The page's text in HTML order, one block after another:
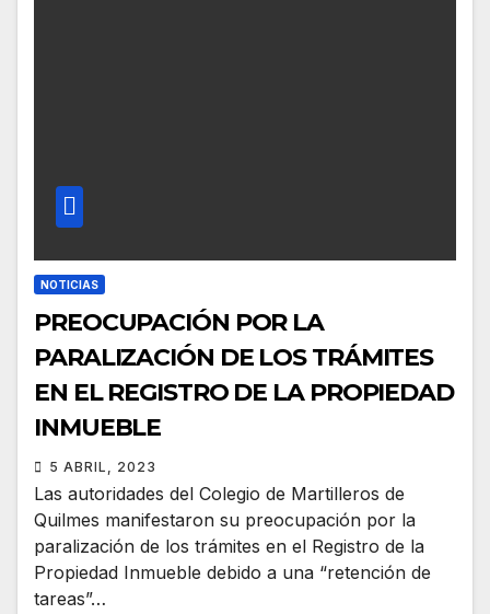
NOTICIAS
PREOCUPACIÓN POR LA
PARALIZACIÓN DE LOS TRÁMITES
EN EL REGISTRO DE LA PROPIEDAD
INMUEBLE
5 ABRIL, 2023
Las autoridades del Colegio de Martilleros de
Quilmes manifestaron su preocupación por la
paralización de los trámites en el Registro de la
Propiedad Inmueble debido a una “retención de
tareas”…